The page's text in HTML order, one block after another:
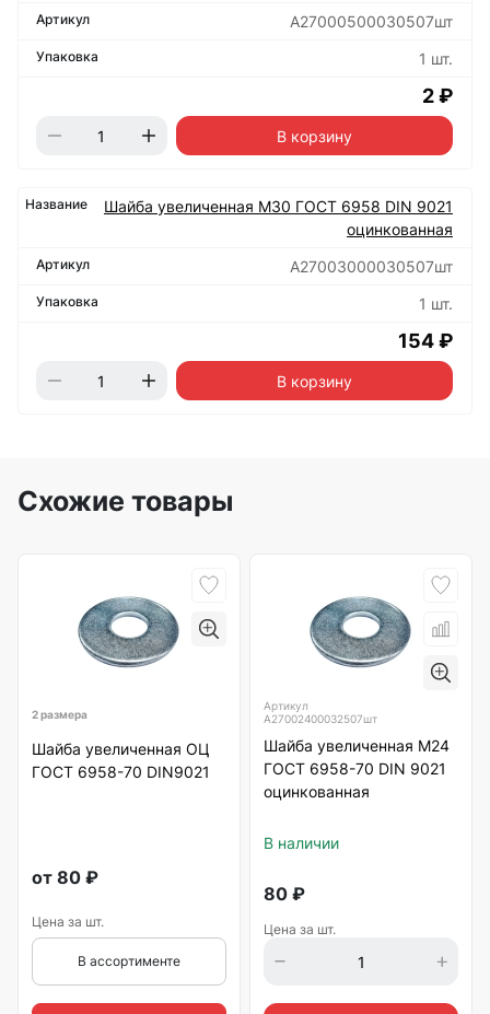
А27000500030507шт
1 шт.
2 ₽
В корзину
Шайба увеличенная М30 ГОСТ 6958 DIN 9021
оцинкованная
А27003000030507шт
1 шт.
154 ₽
В корзину
Схожие товары
2 размера
Шайба увеличенная ОЦ
ГОСТ 6958-70 DIN9021
от 80 ₽
Цена за шт.
В ассортименте
Артикул
А27002400032507шт
Шайба увеличенная М24
ГОСТ 6958-70 DIN 9021
оцинкованная
В наличии
80 ₽
Цена за шт.